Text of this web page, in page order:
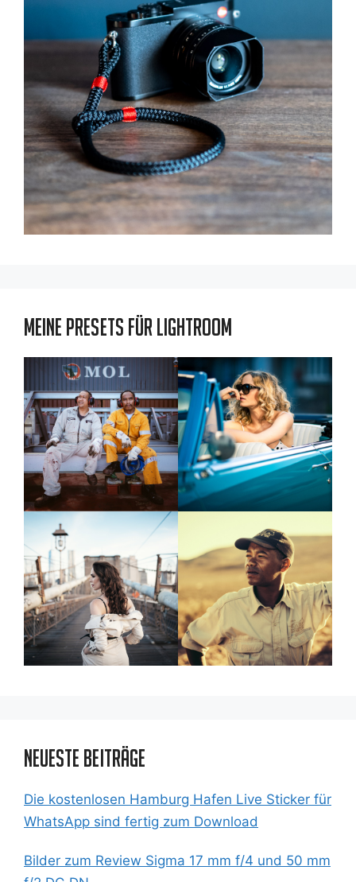
Meine Presets für Lightroom
Neueste Beiträge
Die kostenlosen Hamburg Hafen Live Sticker für
WhatsApp sind fertig zum Download
Bilder zum Review Sigma 17 mm f/4 und 50 mm